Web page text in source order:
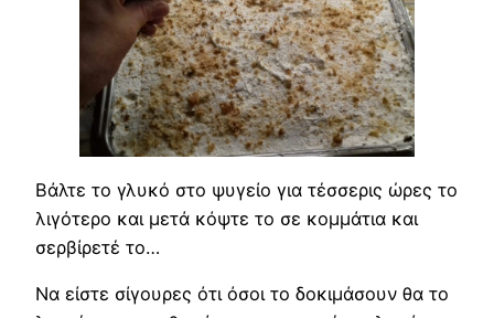
Βάλτε το γλυκό στο ψυγείο για τέσσερις ώρες το
λιγότερο και μετά κόψτε το σε κομμάτια και
σερβίρετέ το…
Να είστε σίγουρες ότι όσοι το δοκιμάσουν θα το